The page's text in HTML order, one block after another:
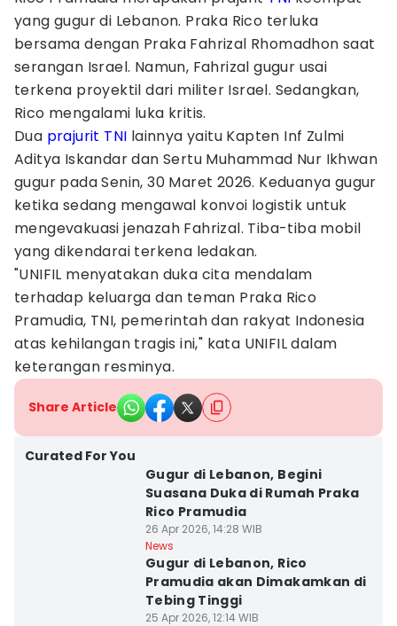
yang gugur di Lebanon. Praka Rico terluka
bersama dengan Praka Fahrizal Rhomadhon saat
serangan Israel. Namun, Fahrizal gugur usai
terkena proyektil dari militer Israel. Sedangkan,
Rico mengalami luka kritis.
Dua prajurit TNI lainnya yaitu Kapten Inf Zulmi
Aditya Iskandar dan Sertu Muhammad Nur Ikhwan
gugur pada Senin, 30 Maret 2026. Keduanya gugur
ketika sedang mengawal konvoi logistik untuk
mengevakuasi jenazah Fahrizal. Tiba-tiba mobil
yang dikendarai terkena ledakan.
"UNIFIL menyatakan duka cita mendalam
terhadap keluarga dan teman Praka Rico
Pramudia, TNI, pemerintah dan rakyat Indonesia
atas kehilangan tragis ini," kata UNIFIL dalam
keterangan resminya.
Share Article
Curated For You
Gugur di Lebanon, Begini
Suasana Duka di Rumah Praka
Rico Pramudia
26 Apr 2026, 14:28 WIB
News
Gugur di Lebanon, Rico
Pramudia akan Dimakamkan di
Tebing Tinggi
25 Apr 2026, 12:14 WIB